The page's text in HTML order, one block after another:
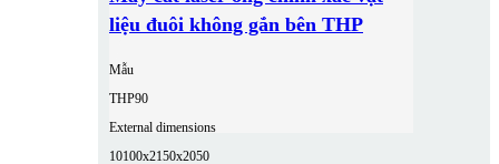
liệu đuôi không gắn bên THP
Mẫu
THP90
External dimensions
10100x2150x2050